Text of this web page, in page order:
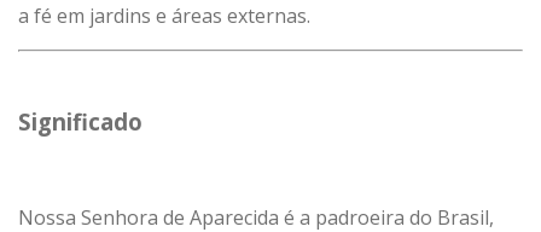
a fé em jardins e áreas externas.
Significado
Nossa Senhora de Aparecida é a padroeira do Brasil,